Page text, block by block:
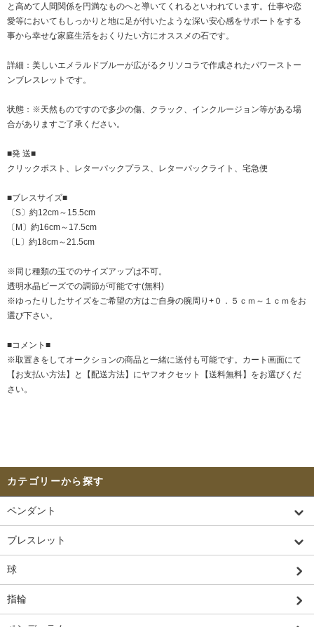
と高めて人間関係を円満なものへと導いてくれるといわれています。仕事や恋
愛等においてもしっかりと地に足が付いたような深い安心感をサポートをする
事から幸せな家庭生活をおくりたい方にオススメの石です。
詳細：美しいエメラルドブルーが広がるクリソコラで作成されたパワーストー
ンブレスレットです。
状態：※天然ものですので多少の傷、クラック、インクルージョン等がある場
合がありますご了承ください。
■発 送■
クリックポスト、レターパックプラス、レターパックライト、宅急便
■ブレスサイズ■
〔S〕約12cm～15.5cm
〔M〕約16cm～17.5cm
〔L〕約18cm～21.5cm
※同じ種類の玉でのサイズアップは不可。
透明水晶ビーズでの調節が可能です(無料)
※ゆったりしたサイズをご希望の方はご自身の腕周り+０．５ｃｍ～１ｃｍをお
選び下さい。
■コメント■
※取置きをしてオークションの商品と一緒に送付も可能です。カート画面にて
【お支払い方法】と【配送方法】にヤフオクセット【送料無料】をお選びくだ
さい。
カテゴリーから探す
ペンダント
ブレスレット
球
指輪